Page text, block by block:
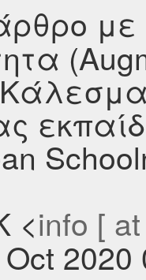
με
<info [